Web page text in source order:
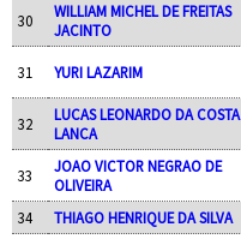
30
WILLIAM MICHEL DE FREITAS
JACINTO
31 YURI LAZARIM
32
LUCAS LEONARDO DA COSTA
LANCA
33
JOAO VICTOR NEGRAO DE
OLIVEIRA
34 THIAGO HENRIQUE DA SILVA